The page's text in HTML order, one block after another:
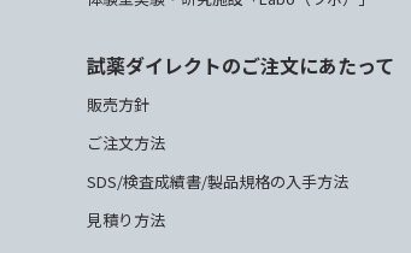
試薬ダイレクトのご注文にあたって
販売方針
ご注文方法
SDS/検査成績書/製品規格の入手方法
見積り方法